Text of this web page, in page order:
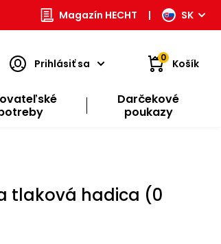
Magazín HECHT | SK
Prihlásiť sa 0 Košík
Darčekové
poukazy
tlaková hadica (0